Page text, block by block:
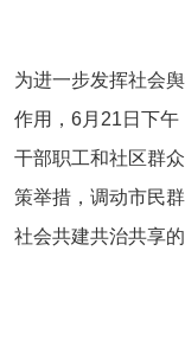
为进一步发挥社会
作用，6月21日下
干部职工和社区群
策举措，调动市民
社会共建共治共